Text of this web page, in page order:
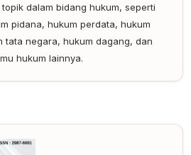
dalam bidang hukum, seperti
pidana, hukum perdata, hukum
tata negara, hukum dagang, dan
hukum lainnya.